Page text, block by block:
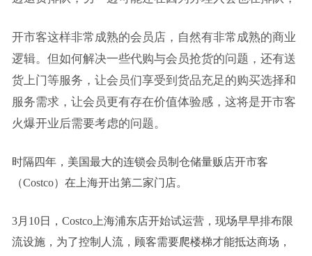
开市客这样非常成熟的会员店，自然有非常成熟的商业
逻辑。但如何解决一些代购与会员抢货的问题，还有送
货上门等服务，让会员们享受到货品充足的购买选择和
服务需求，让会员更有存在价值体验感，这将是开市客
火爆开业后需要考虑的问题。
时隔四年，美国最大的连锁会员制仓储量贩店开市客
（Costco）在上海开出第二家门店。
3月10日，Costco上海浦东店开始试运营，现场早早排布限
流设施，为了控制人流，顾客需要爬楼梯才能抵达商场，